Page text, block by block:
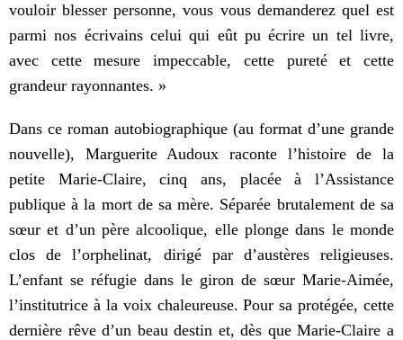
vouloir blesser personne, vous vous demanderez quel est
parmi nos écrivains celui qui eût pu écrire un tel livre,
avec cette mesure impeccable, cette pureté et cette
grandeur rayonnantes. »
Dans ce roman autobiographique (au format d’une grande
nouvelle), Marguerite Audoux raconte l’histoire de la
petite Marie-Claire, cinq ans, placée à l’Assistance
publique à la mort de sa mère. Séparée brutalement de sa
sœur et d’un père alcoolique, elle plonge dans le monde
clos de l’orphelinat, dirigé par d’austères religieuses.
L’enfant se réfugie dans le giron de sœur Marie-Aimée,
l’institutrice à la voix chaleureuse. Pour sa protégée, cette
dernière rêve d’un beau destin et, dès que Marie-Claire a